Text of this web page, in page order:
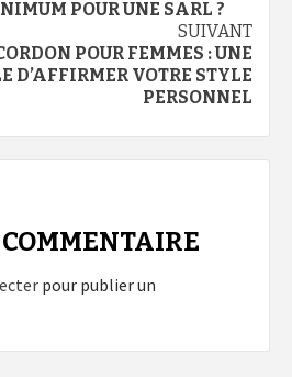
POUR UNE SARL ?
SUIVANT
POUR FEMMES : UNE
D’AFFIRMER VOTRE STYLE
PERSONNEL
pour publier un